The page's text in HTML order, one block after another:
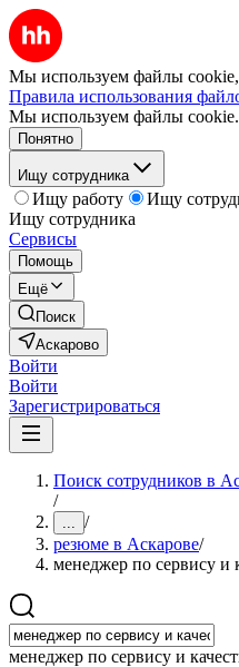
Мы используем файлы cookie,
Правила использования
Мы используем файлы cookie.
Понятно
Ищу сотрудника
Ищу работу
Ищу
Ищу сотрудника
Сервисы
Помощь
Ещё
Поиск
Аскарово
Войти
Войти
Зарегистрироваться
Поиск сотрудников в
/
... /
резюме в Аскарове/
менеджер по сервису и
менеджер по сервису и